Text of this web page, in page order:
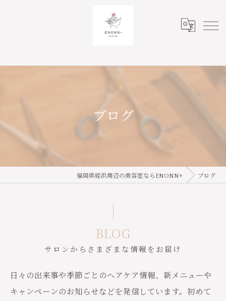
ブログ
福岡県姪浜周辺の美容室ならENONN+ ブログ
BLOG
サロンからさまざまな情報をお届け
日々の出来事や季節ごとのヘアケア情報、新メニューや
キャンペーンのお知らせなどを発信しています。初めて